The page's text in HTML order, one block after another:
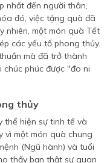
nhất đến người thân,
đó, việc tặng quà đã
nhiên, một món quà Tết
các yếu tố phong thủy.
mà đã trở thành
chúc phúc được "đo ni
thủy
thể hiện sự tinh tế và
vì một món quà chung
(Ngũ hành) và tuổi
thấy bạn thật sự quan